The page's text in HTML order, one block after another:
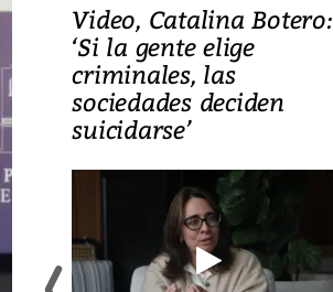
Video, Catalina Botero:
‘Si la gente elige
criminales, las
sociedades deciden
suicidarse’